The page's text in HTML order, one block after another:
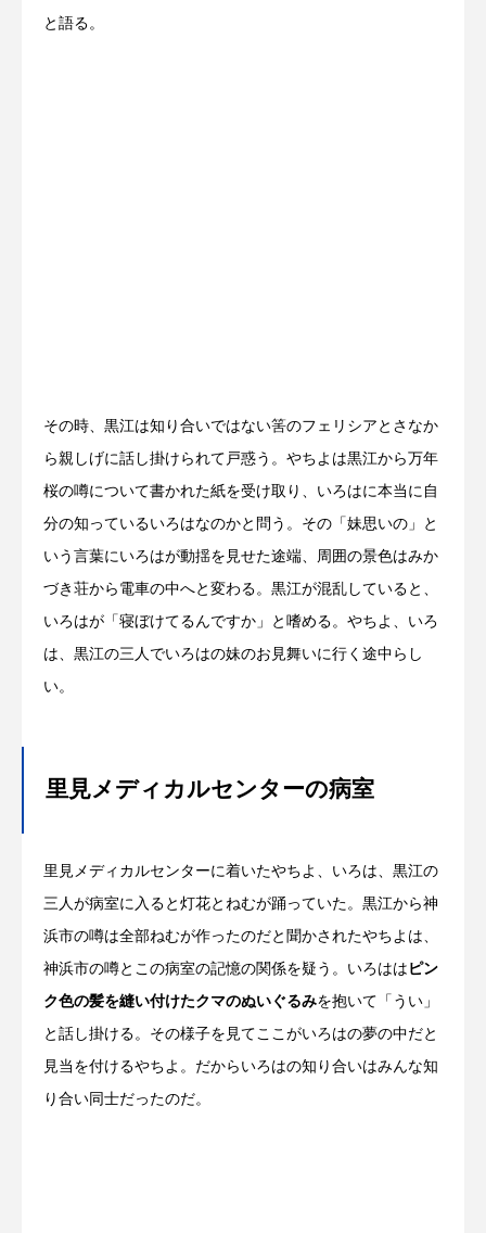
と語る。
その時、黒江は知り合いではない筈のフェリシアとさなか
ら親しげに話し掛けられて戸惑う。やちよは黒江から万年
桜の噂について書かれた紙を受け取り、いろはに本当に自
分の知っているいろはなのかと問う。その「妹思いの」と
いう言葉にいろはが動揺を見せた途端、周囲の景色はみか
づき荘から電車の中へと変わる。黒江が混乱していると、
いろはが「寝ぼけてるんですか」と嗜める。やちよ、いろ
は、黒江の三人でいろはの妹のお見舞いに行く途中らし
い。
里見メディカルセンターの病室
里見メディカルセンターに着いたやちよ、いろは、黒江の
三人が病室に入ると灯花とねむが踊っていた。黒江から神
浜市の噂は全部ねむが作ったのだと聞かされたやちよは、
神浜市の噂とこの病室の記憶の関係を疑う。いろはは ピン
ク色の髪を縫い付けたクマのぬいぐるみを抱いて「うい」
と話し掛ける。その様子を見てここがいろはの夢の中だと
見当を付けるやちよ。だからいろはの知り合いはみんな知
り合い同士だったのだ。